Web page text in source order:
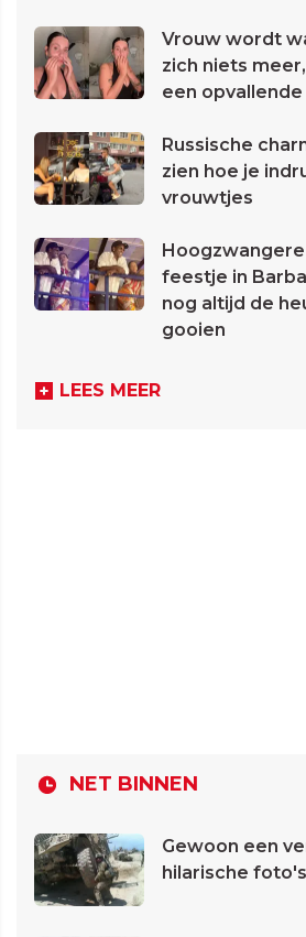
Vrouw wordt
zich niets
een
Russische
zien hoe je
vrouwtjes
Hoogzwangere
feestje in
nog altijd de
gooien
LEES MEER
NET BINNEN
Gewoon een
hilarische